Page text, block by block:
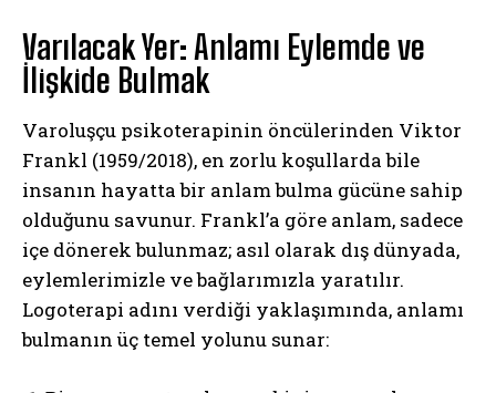
Varılacak Yer: Anlamı Eylemde ve
İlişkide Bulmak
Varoluşçu psikoterapinin öncülerinden Viktor
Frankl (1959/2018), en zorlu koşullarda bile
insanın hayatta bir anlam bulma gücüne sahip
olduğunu savunur. Frankl’a göre anlam, sadece
içe dönerek bulunmaz; asıl olarak dış dünyada,
eylemlerimizle ve bağlarımızla yaratılır.
Logoterapi adını verdiği yaklaşımında, anlamı
bulmanın üç temel yolunu sunar: